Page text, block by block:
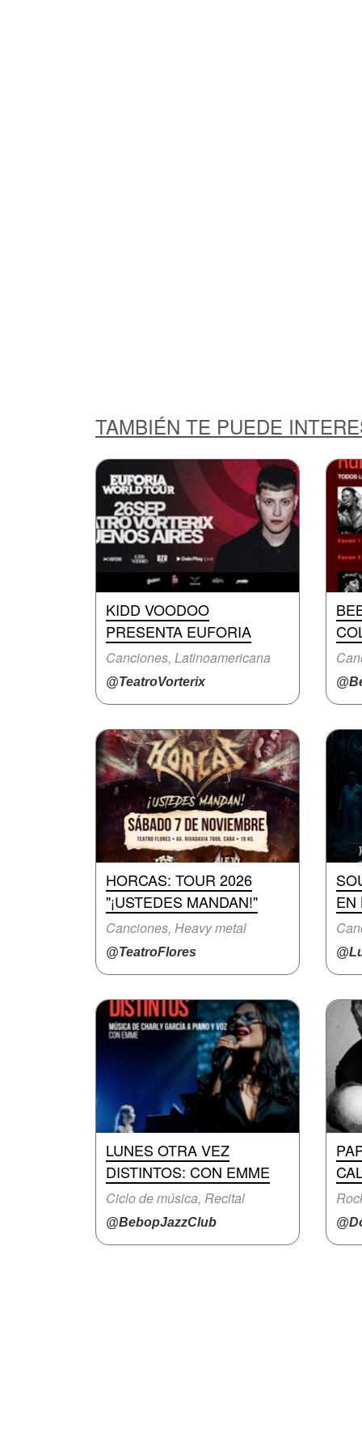
TAMBIÉN TE PUEDE
KIDD VOODOO
PRESENTA EUFORIA
Canciones, Latinoamericana
@TeatroVorterix
HORCAS: TOUR 2026
"¡USTEDES MANDAN!"
Canciones, Heavy metal
@TeatroFlores
EN
LUNES OTRA VEZ
DISTINTOS: CON EMME
Ciclo de música, Recital
@BebopJazzClub